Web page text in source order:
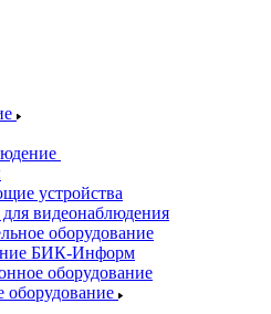
устройства
видеонаблюдения
оборудование
БИК-Информ
оборудование